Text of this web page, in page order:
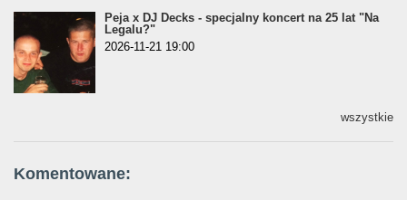
Peja x DJ Decks - specjalny koncert na 25 lat "Na
Legalu?"
2026-11-21 19:00
wszystkie
Komentowane: